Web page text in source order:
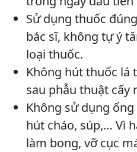
Sử dụng thuốc
bác sĩ, không tự ý
loại thuốc.
Không hút thuốc lá
sau phẫu thuật cấy
Không sử dụng
hút cháo, súp,… Vì
làm bong, vỡ cục